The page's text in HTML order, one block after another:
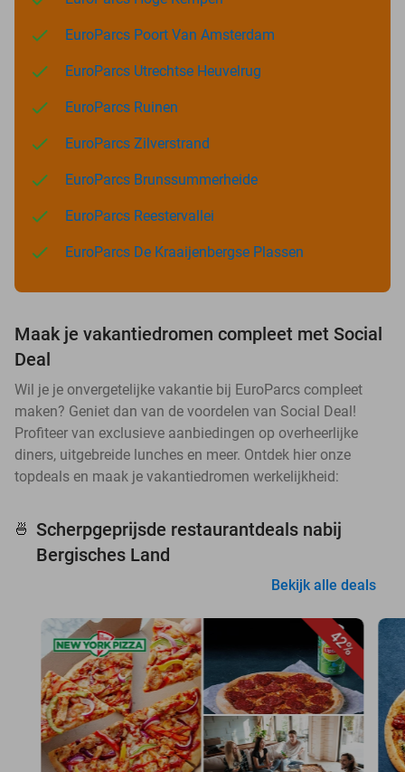
EuroParcs Poort Van Amsterdam
EuroParcs Utrechtse Heuvelrug
EuroParcs Ruinen
EuroParcs Zilverstrand
EuroParcs Brunssummerheide
EuroParcs Reestervallei
EuroParcs De Kraaijenbergse Plassen
Maak je vakantiedromen compleet met Social
Deal
Wil je je onvergetelijke vakantie bij EuroParcs compleet
maken? Geniet dan van de voordelen van Social Deal!
Profiteer van exclusieve aanbiedingen op overheerlijke
diners, uitgebreide lunches en meer. Ontdek hier onze
topdeals en maak je vakantiedromen werkelijkheid:
🍜
Scherpgeprijsde restaurantdeals nabij
Bergisches Land
Bekijk alle deals
42%